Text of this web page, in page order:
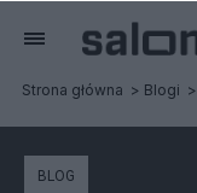
Strona główna Blogi
BLOG